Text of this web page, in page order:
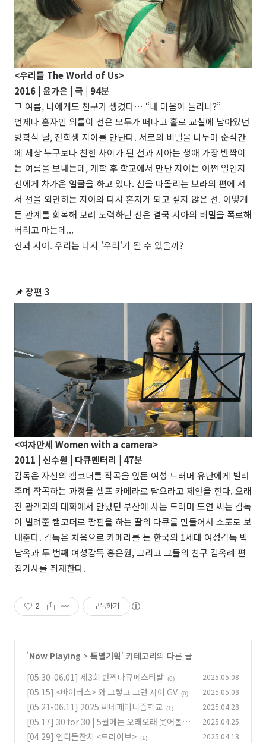
<우리들 The World of Us>
2016 | 윤가은 | 극 | 94분
그 여름, 나에게도 친구가 생겼다… “내 마음이 들리니?”
언제나 혼자인 외톨이 선은 모두가 떠나고 홀로 교실에 남아있던
방학식 날, 전학생 지아를 만난다. 서로의 비밀을 나누며 순식간
에 세상 누구보다 친한 사이가 된 선과 지아는 생애 가장 반짝이
는 여름을 보내는데, 개학 후 학교에서 만난 지아는 어쩐 일인지
선에게 차가운 얼굴을 하고 있다. 선을 따돌리는 보라의 편에 서
서 선을 외면하는 지아와 다시 혼자가 되고 싶지 않은 선. 어떻게
든 관계를 회복해 보려 노력하던 선은 결국 지아의 비밀을 폭로해
버리고 마는데...
선과 지아. 우리는 다시 '우리'가 될 수 있을까?
📌 장편 3
<여자만세 Women with a camera>
2011 | 신수원 | 다큐멘터리 | 47분
감독은 자신의 캠코더를 작곡을 앞둔 여성 드러머 유난에게 빌려
주며 작곡하는 과정을 셀프 카메라로 담으라고 제안을 한다. 오래
전 관객과의 대화에서 만났던 부산에 사는 드러머 도연 씨는 감독
이 빌려준 캠코더로 팝핀을 하는 딸의 다큐를 만들어서 소포로 보
내준다. 감독은 처음으로 카메라를 든 한국의 1세대 여성감독 박
남옥과 두 번째 여성감독 홍은원, 그리고 그들의 친구 김옥례 편
집기사를 취재한다.
2 구독하기
'Now Playing > 특별기획' 카테고리의 다른 글
[05.30-06.01] 제3회 반짝다큐페스티발 (0) 2025.05.08
[05.15] <바이러스> 와 그렇고 그런 사이 GV (0) 2025.05.08
[05.21-06.11] 2025 씨네페미니즘학교 (1) 2025.04.28
[05.17] 30 for 30 | 5월에는 오래오래 웃어볼 것
(0)
2025.04.25
[04.29] 인디돌잔치 <드라이브> (1) 2025.04.18